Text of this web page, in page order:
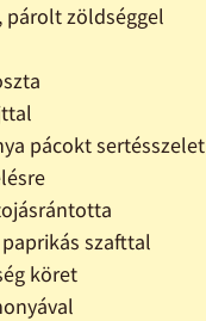
párolt zöldséggel
pácokt sertésszelet
szafttal
köret